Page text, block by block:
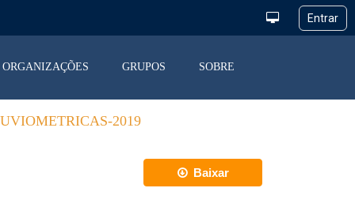
ORGANIZAÇÕES GRUPOS SOBRE
2019
Baixar